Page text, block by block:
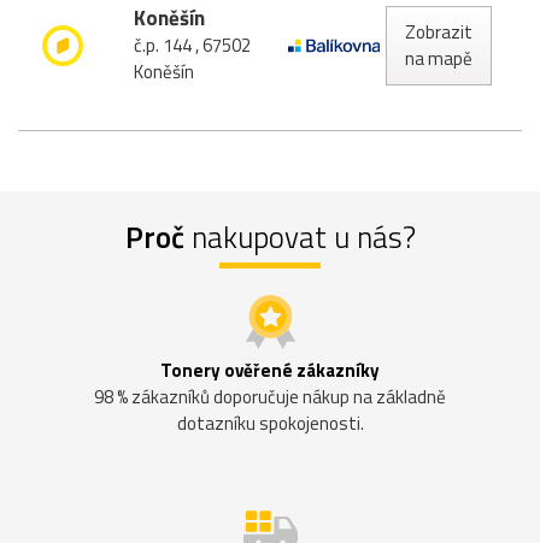
Koněšín
č.p. 144 , 67502
Koněšín
Zobrazit
na mapě
Proč nakupovat u nás?
Tonery ověřené zákazníky
98 % zákazníků doporučuje nákup na základně
dotazníku spokojenosti.